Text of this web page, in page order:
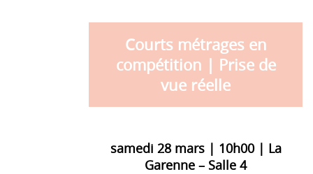
Courts métrages en
compétition | Prise de
vue réelle
samedi 28 mars | 10h00 | La
Garenne – Salle 4